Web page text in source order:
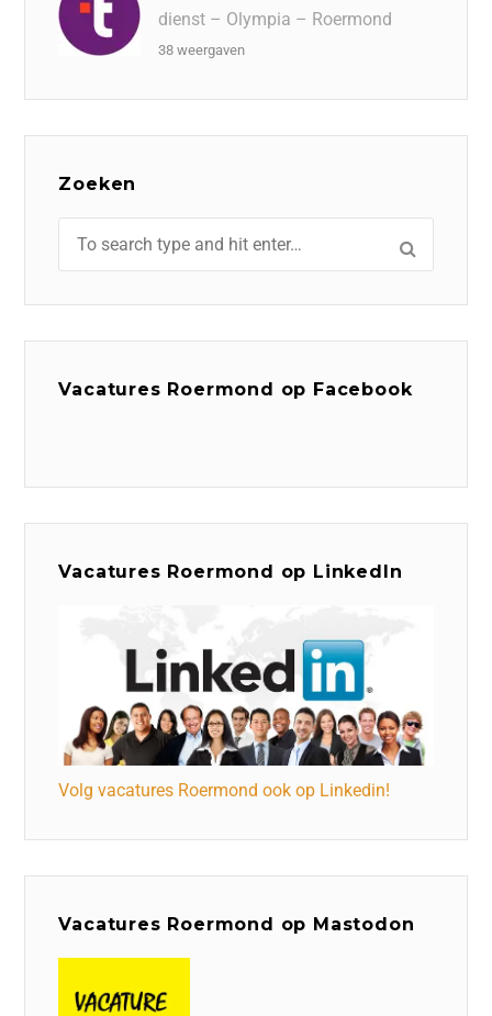
dienst – Olympia – Roermond
38 weergaven
Zoeken
Vacatures Roermond op Facebook
Vacatures Roermond op LinkedIn
Volg vacatures Roermond ook op Linkedin!
Vacatures Roermond op Mastodon